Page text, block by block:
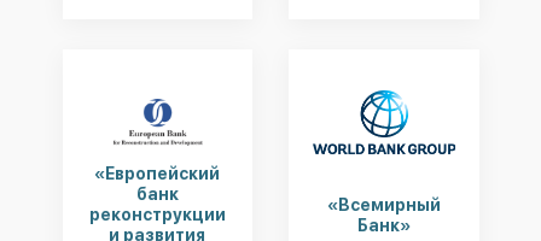
«Европейский
банк
реконструкции
и развития
«Всемирный
Банк»